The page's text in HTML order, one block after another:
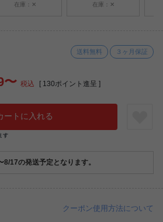
在庫：✕
在庫：✕
送料無料 ３ヶ月保証
〜 税込 [ 130ポイント進呈 ]
ートに入れる
8/17の発送予定となります。
クーポン使用方法について